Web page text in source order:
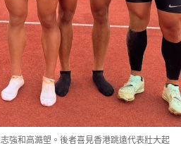
強和高澔塱。後者喜見香港跳遠代表壯大起